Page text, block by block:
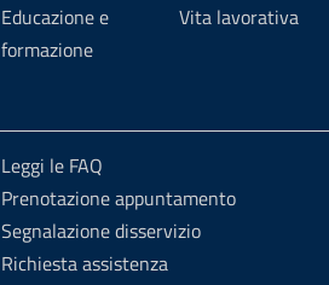
Educazione e
formazione
Vita lavorativa
Leggi le FAQ
Prenotazione appuntamento
Segnalazione disservizio
Richiesta assistenza